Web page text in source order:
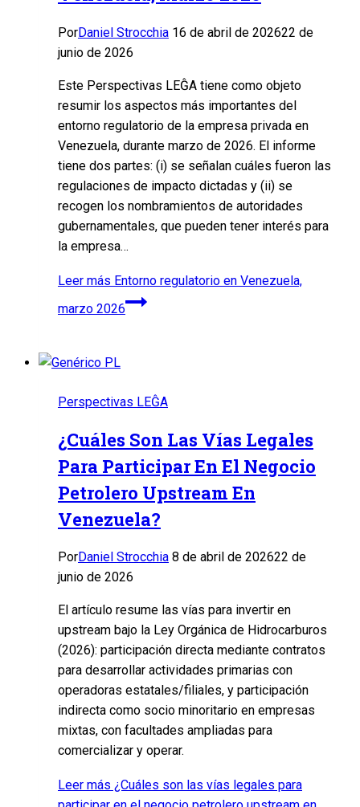
PorDaniel Strocchia 16 de abril de 202622 de
junio de 2026
Este Perspectivas LEĜA tiene como objeto
resumir los aspectos más importantes del
entorno regulatorio de la empresa privada en
Venezuela, durante marzo de 2026. El informe
tiene dos partes: (i) se señalan cuáles fueron las
regulaciones de impacto dictadas y (ii) se
recogen los nombramientos de autoridades
gubernamentales, que pueden tener interés para
la empresa…
Leer más Entorno regulatorio en Venezuela,
marzo 2026
Perspectivas LEĜA
¿Cuáles Son Las Vías Legales
Para Participar En El Negocio
Petrolero Upstream En
Venezuela?
PorDaniel Strocchia 8 de abril de 202622 de
junio de 2026
El artículo resume las vías para invertir en
upstream bajo la Ley Orgánica de Hidrocarburos
(2026): participación directa mediante contratos
para desarrollar actividades primarias con
operadoras estatales/filiales, y participación
indirecta como socio minoritario en empresas
mixtas, con facultades ampliadas para
comercializar y operar.
Leer más ¿Cuáles son las vías legales para